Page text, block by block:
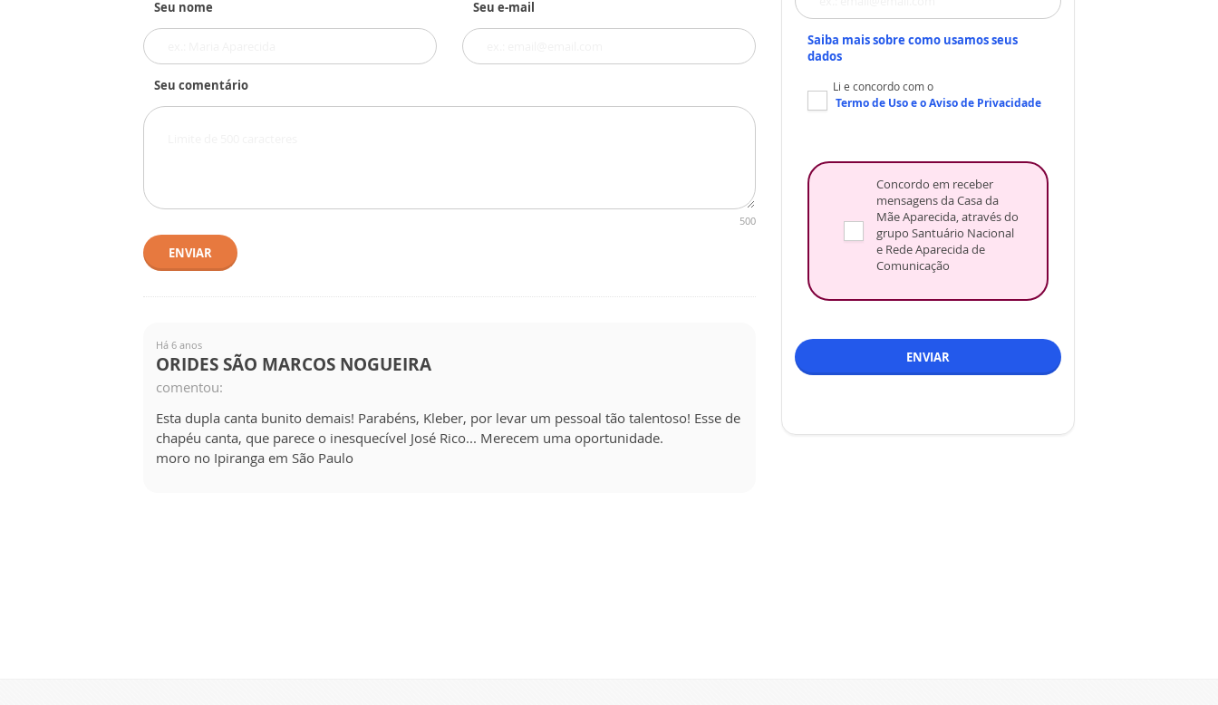
Seu nome Seu e-mail
Seu comentário
500
ENVIAR
Há 6 anos
ORIDES SÃO MARCOS NOGUEIRA
comentou:
Esta dupla canta bunito demais! Parabéns, Kleber, por levar um pessoal tão talentoso! Esse de
chapéu canta, que parece o inesquecível José Rico... Merecem uma oportunidade.
moro no Ipiranga em São Paulo
Saiba mais sobre como usamos seus
dados
Li e concordo com o
Termo de Usoe oAviso de Privacidade
Concordo em receber
mensagens da Casa da
Mãe Aparecida, através do
grupo Santuário Nacional
e Rede Aparecida de
Comunicação
ENVIAR